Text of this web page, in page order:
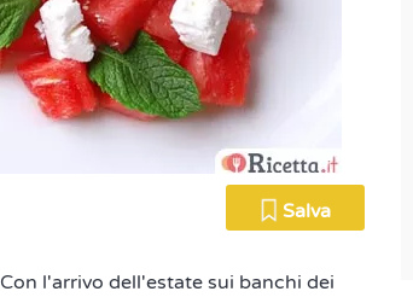
Salva
Con l'arrivo dell'estate sui banchi dei